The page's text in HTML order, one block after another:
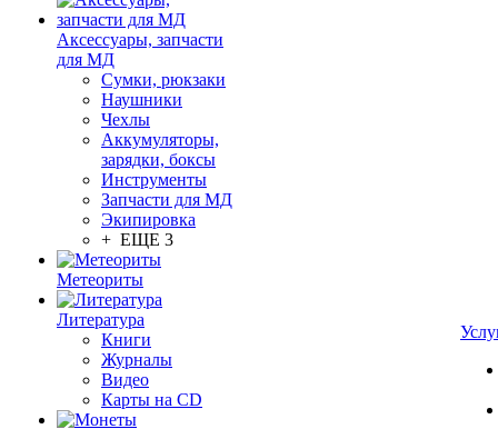
Аксессуары, запчасти
для МД
Сумки, рюкзаки
Наушники
Чехлы
Аккумуляторы,
зарядки, боксы
Инструменты
Запчасти для МД
Экипировка
+ ЕЩЕ 3
Метеориты
Литература
Книги
Журналы
Видео
Карты на CD